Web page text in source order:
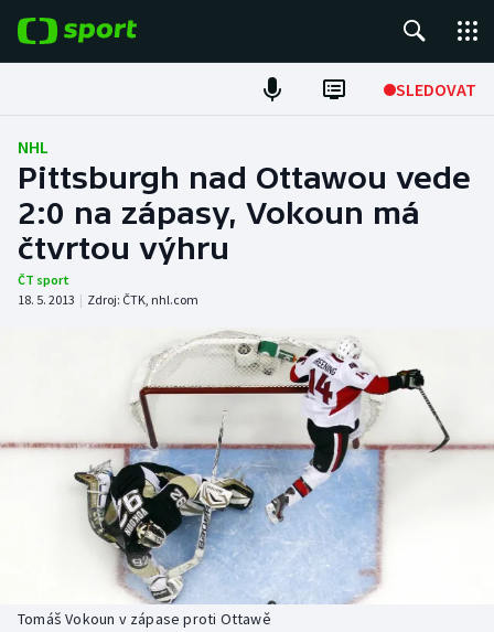
SLEDOVAT
Fotbal
Hokej
Tenis
Atletika
DALŠÍ SPORTY
Americký fotbal
Baseball a softbal
Biatlon
NEPŘEHLÉDNĚTE
Soutěže
Historické návraty
Aplikace ČT sport
NHL
Pittsburgh nad Ottawou vede
2:0 na zápasy, Vokoun má
čtvrtou výhru
ČT sport
18. 5. 2013 | Zdroj: ČTK, nhl.com
Tomáš Vokoun v zápase proti Ottawě